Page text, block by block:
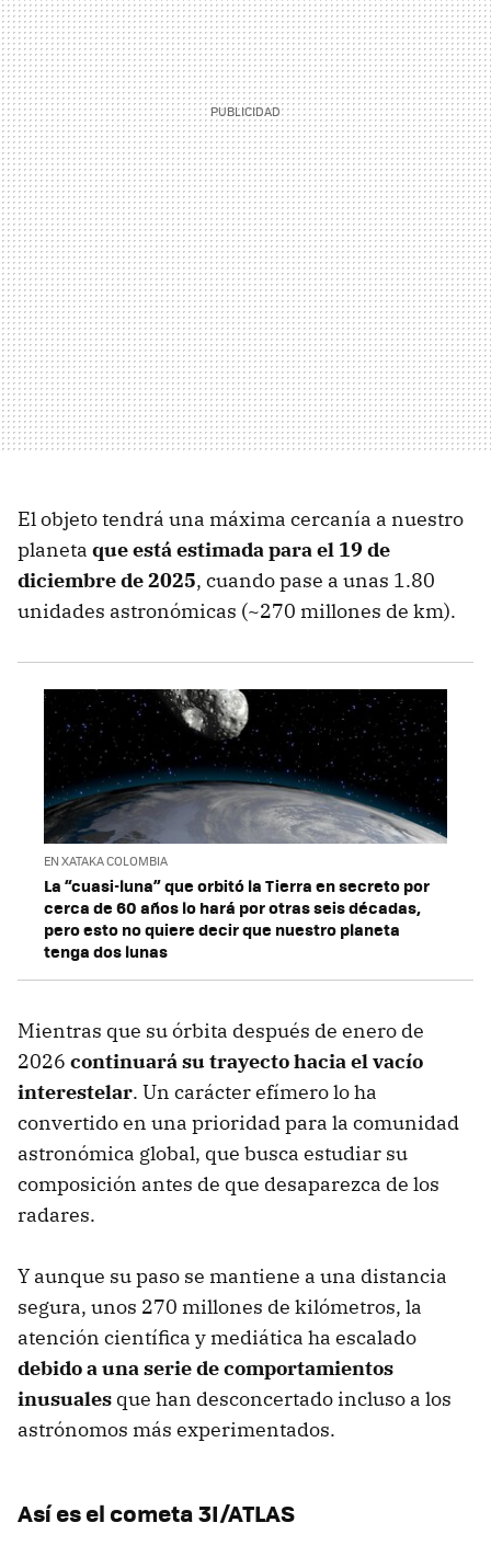
El objeto tendrá una máxima cercanía a nuestro
planeta que está estimada para el 19 de
diciembre de 2025, cuando pase a unas 1.80
unidades astronómicas (~270 millones de km).
EN XATAKA COLOMBIA
La “cuasi-luna” que orbitó la Tierra en secreto por
cerca de 60 años lo hará por otras seis décadas,
pero esto no quiere decir que nuestro planeta
tenga dos lunas
Mientras que su órbita después de enero de
2026 continuará su trayecto hacia el vacío
interestelar. Un carácter efímero lo ha
convertido en una prioridad para la comunidad
astronómica global, que busca estudiar su
composición antes de que desaparezca de los
radares.
Y aunque su paso se mantiene a una distancia
segura, unos 270 millones de kilómetros, la
atención científica y mediática ha escalado
debido a una serie de comportamientos
inusuales que han desconcertado incluso a los
astrónomos más experimentados.
Así es el cometa 3I/ATLAS